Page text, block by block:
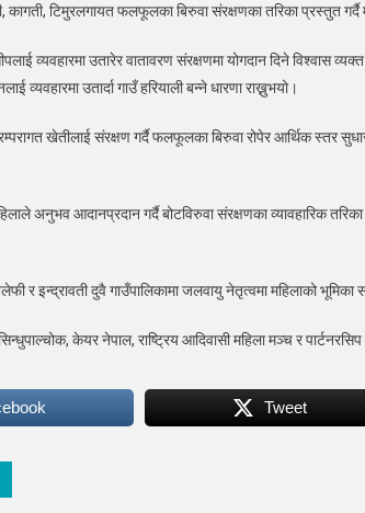
कागती, टिमुरलगायत फलफूलका बिरुवा संरक्षणका तरिका प्रस्तुत
व्यवहारमा उतारेर वातावरण संरक्षणमा योगदान दिने विश्वास
व्यवहारमा उतार्दा गाउँ हरियाली बन्ने धारणा राख्नुभयो।
खेतीलाई संरक्षण गर्दै फलफूलका बिरुवा रोपेर आर्थिक स्तर
अनुभव आदानप्रदान गर्दै बोटविरुवा संरक्षणका व्यावहारिक
र इन्द्रावती दुवै गाउँपालिकामा जलवायु नेतृत्वमा महिलाको
केयर नेपाल, राष्ट्रिय आदिवासी महिला मञ्च र
Tweet